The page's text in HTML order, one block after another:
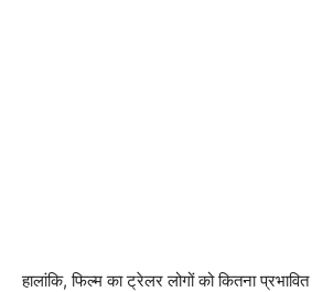
हालांकि, फिल्‍म का ट्रेलर लोगों को कितना